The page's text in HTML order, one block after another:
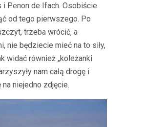
i Penon de Ifach. Osobiście
od tego pierwszego. Po
trzeba wrócić, a
nie będziecie mieć na to siły,
widać również „koleżanki
nam całą drogę i
na niejedno zdjęcie.